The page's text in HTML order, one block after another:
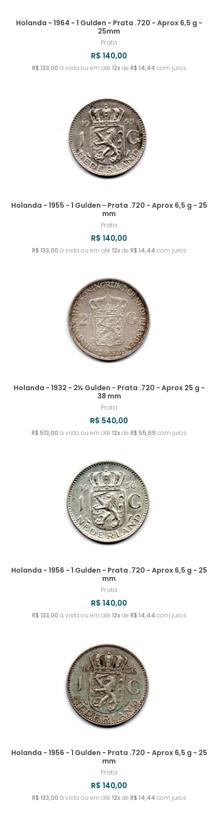
Holanda - 1964 - 1 Gulden - Prata .720 - Aprox 6,5 g -
25mm
Prata
R$ 140,00
R$ 133,00 à vista ou em até 12xde R$ 14,44 com juros
Holanda - 1955 - 1 Gulden - Prata .720 - Aprox 6,5 g - 25
mm
Prata
R$ 140,00
R$ 133,00 à vista ou em até 12xde R$ 14,44 com juros
Holanda - 1932 - 2½ Gulden - Prata .720 - Aprox 25 g -
38 mm
Prata
R$ 540,00
R$ 513,00 à vista ou em até 12xde R$ 55,69 com juros
Holanda - 1956 - 1 Gulden - Prata .720 - Aprox 6,5 g - 25
mm
Prata
R$ 140,00
R$ 133,00 à vista ou em até 12xde R$ 14,44 com juros
Holanda - 1956 - 1 Gulden - Prata .720 - Aprox 6,5 g - 25
mm
Prata
R$ 140,00
R$ 133,00 à vista ou em até 12xde R$ 14,44 com juros